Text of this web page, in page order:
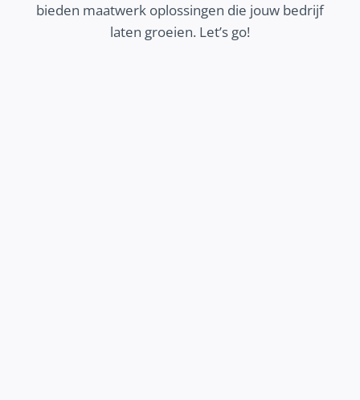
bieden maatwerk oplossingen die jouw bedrijf
laten groeien. Let’s go!